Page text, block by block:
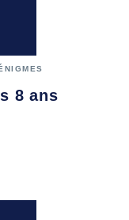
8 ans